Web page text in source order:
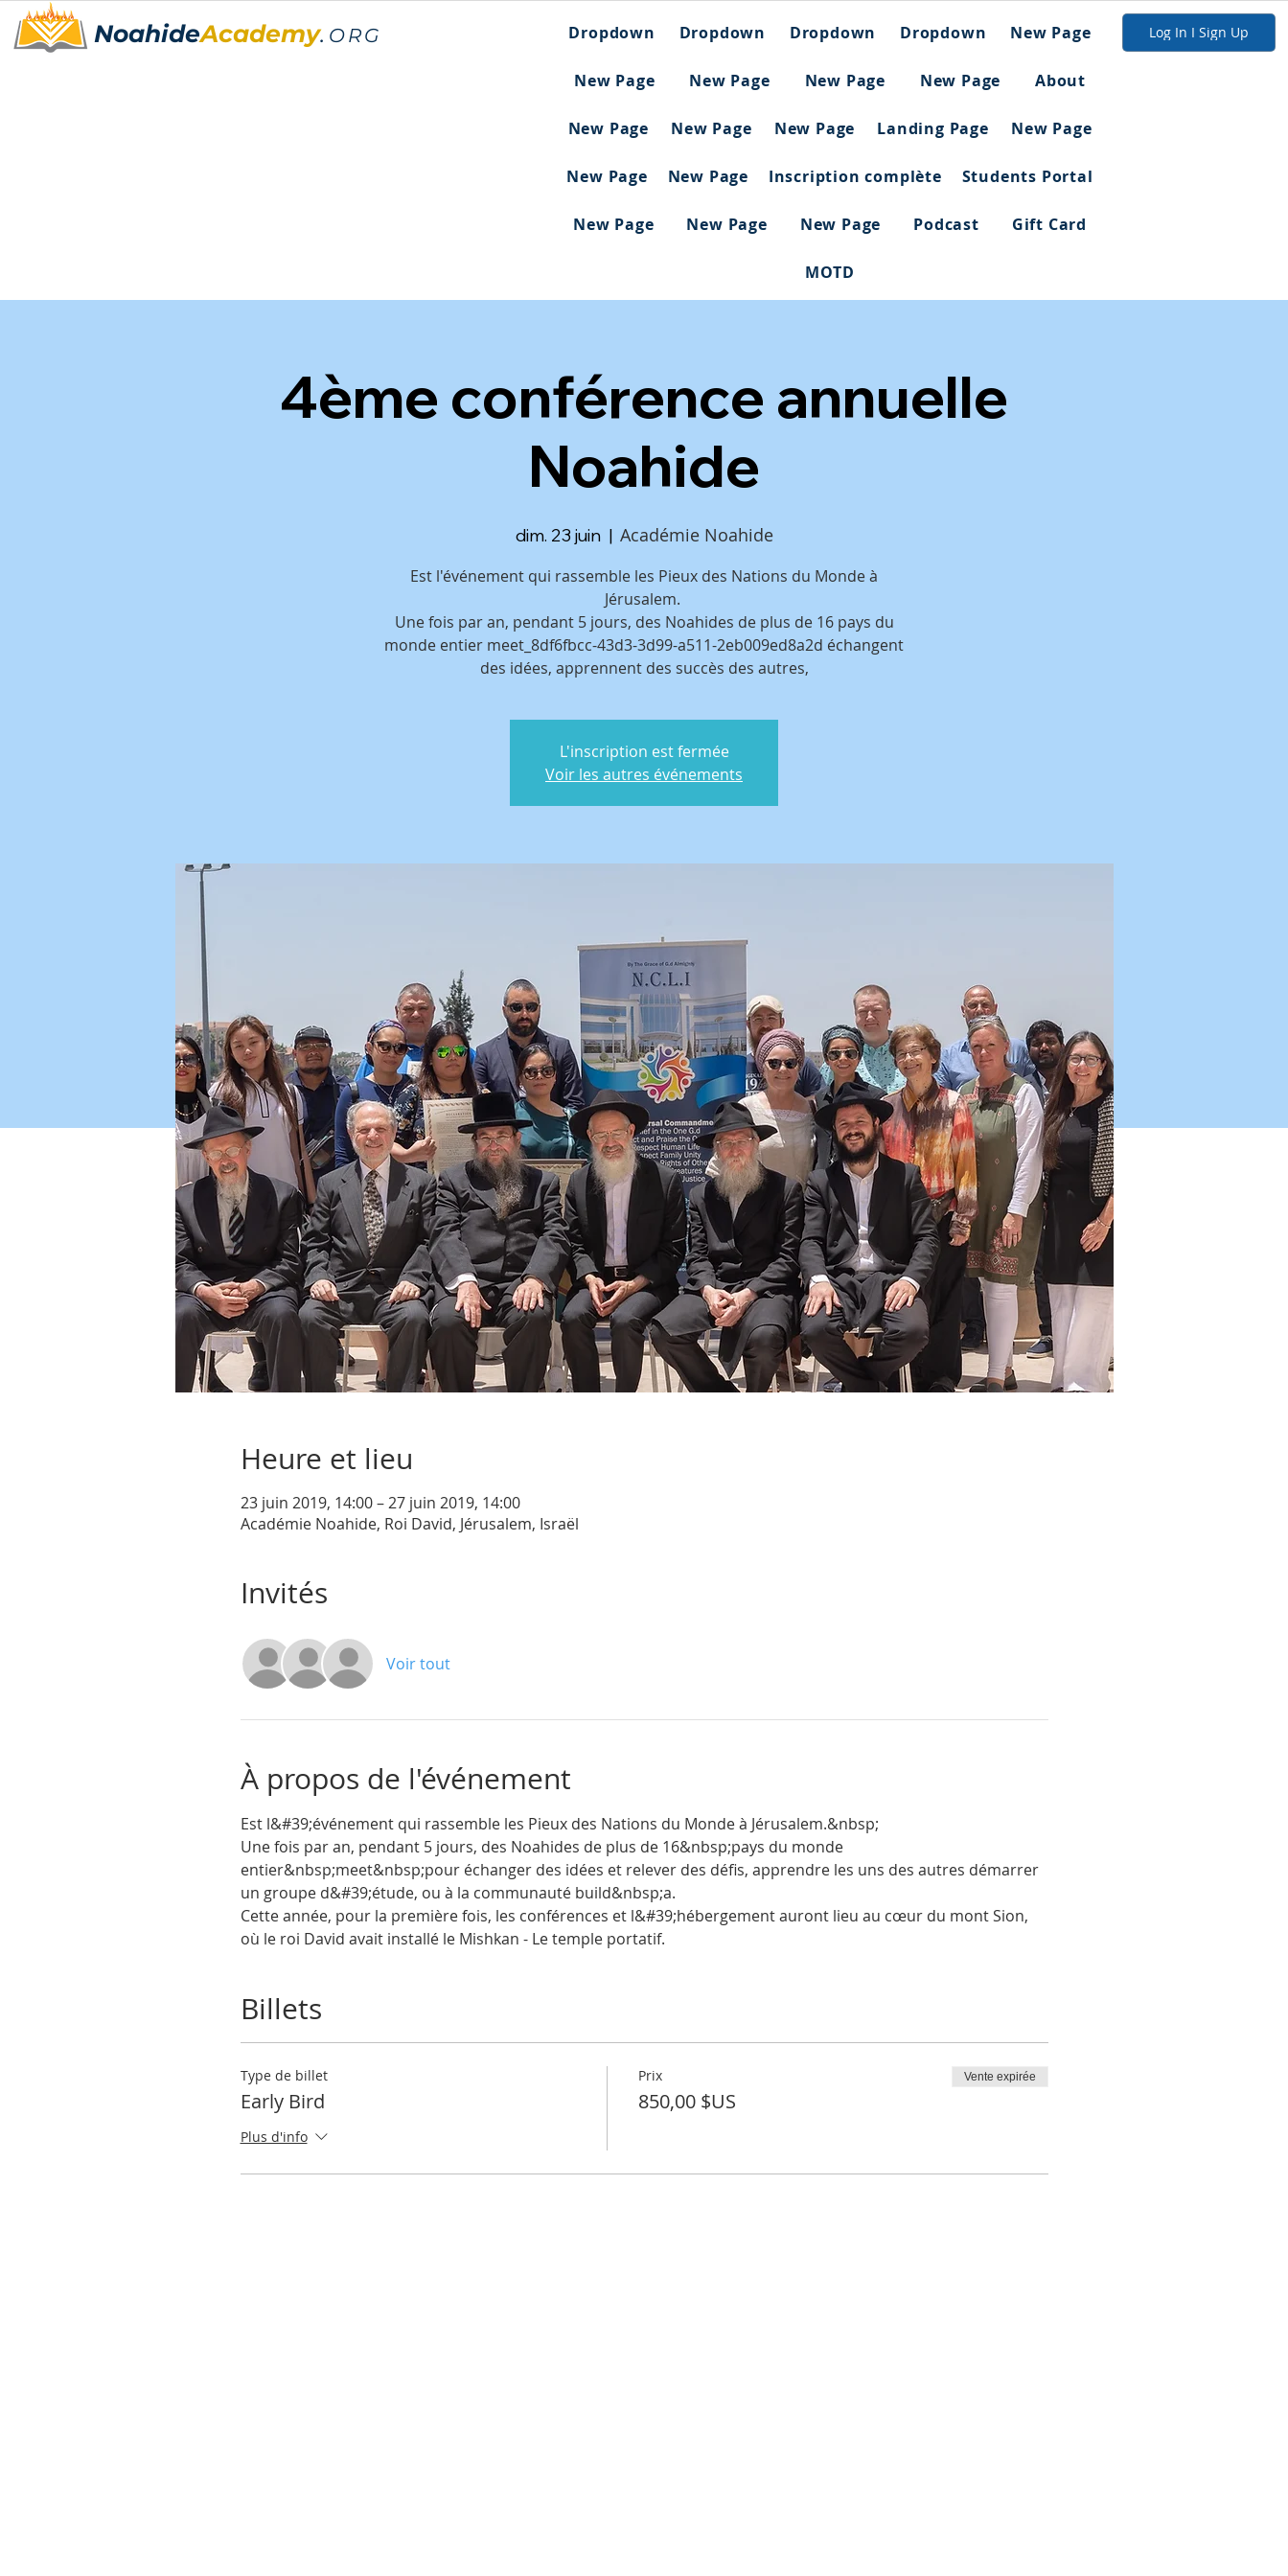
NoahideAcademy. ORG Dropdown Dropdown Dropdown Dropdown New Page
New Page New Page New Page New Page About
New Page New Page New Page Landing Page New Page
New Page New Page Inscription complète Students Portal
New Page New Page New Page Podcast Gift Card
MOTD
Log In I Sign Up
4ème conférence annuelle
Noahide
dim. 23 juin
  |
Académie Noahide
Est l'événement qui rassemble les Pieux des Nations du Monde à
Jérusalem.
Une fois par an, pendant 5 jours, des Noahides de plus de 16 pays du
monde entier meet_8df6fbcc-43d3-3d99-a511-2eb009ed8a2d échangent
des idées, apprennent des succès des autres,
L'inscription est fermée
Voir les autres événements
Heure et lieu
23 juin 2019, 14:00 – 27 juin 2019, 14:00
Académie Noahide, Roi David, Jérusalem, Israël
Invités
Voir tout
À propos de l'événement
Est l&#39;événement qui rassemble les Pieux des Nations du Monde à Jérusalem.&nbsp;
Une fois par an, pendant 5 jours, des Noahides de plus de 16&nbsp;pays du monde
entier&nbsp;meet&nbsp;pour échanger des idées et relever des défis, apprendre les uns des autres démarrer
un groupe d&#39;étude, ou à la communauté build&nbsp;a.
Cette année, pour la première fois, les conférences et l&#39;hébergement auront lieu au cœur du mont Sion,
où le roi David avait installé le Mishkan - Le temple portatif.
Billets
Type de billet
Early Bird
Plus d'info
Prix
850,00 $US
Vente expirée